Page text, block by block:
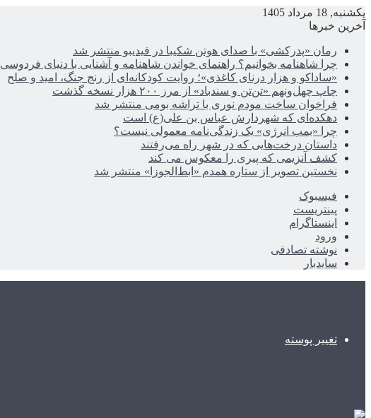
یکشنبه, 18 مرداد 1405
آخرین خبرها
رمان «پدرکشی» با صدای هوتن شکیبا در فیدیبو منتشر شد
چرا شاهنامه بخوانیم؟ راهنمای خواندن شاهنامه و آشنایی با دنیای فردوسی
«ساداکو و هزار درنای کاغذی»؛ روایت کودکانه‌ای از رنج جنگ، امید و صلح
چاپ چهل‌ونهم «تن‌تن و سندباد» از مرز ۲۰۰ هزار نسخه گذشت
فراخوان ساخت مودم نوری با تراشه بومی منتشر شد
دهکده‌ای که شهردارش عباس بن علی(ع) است
چرا «بمب انرژی» یک زندگی‌نامه معمولی نیست؟
داستان درخت‌هایی که در شهر راه می‌رفتند
کشف آنزیمی که پیری را معکوس می کند
نخستین تصویر از ستاره همدم «ابط‌الجوزا» منتشر شد
فیسبوک
پینتریست
اینستاگرام
ورود
نوشته تصادفی
سایدبار
تغییر پوسته